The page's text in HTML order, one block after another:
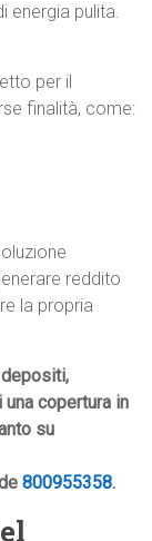
energia pulita.
per il
finalità, come:
reddito
la propria
depositi,
copertura in
su
800955358.